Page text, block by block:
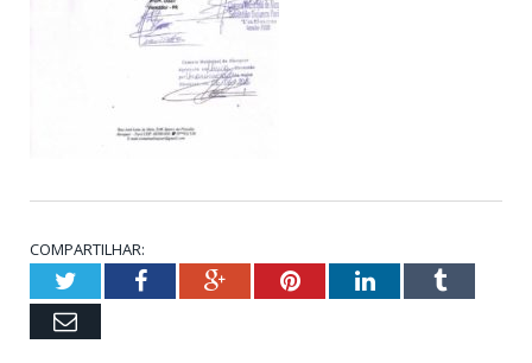
COMPARTILHAR:
TwitterFacebookGoogle+PinterestLinkedInTumblr
Email